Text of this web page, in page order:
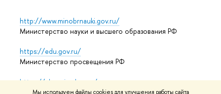
Мы используем файлы cookies для улучшения работы сайта
http://www.minobrnauki.gov.ru/
Министерство науки и высшего образования РФ
https://edu.gov.ru/
Министерство просвещения РФ
https://elearning.hse.ru/mooc